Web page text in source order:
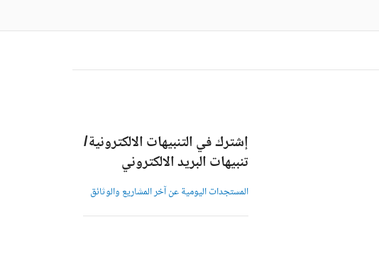
إشترك في التنبيهات الالكترونية/
تنبيهات البريد الالكتروني
المستجدات اليومية عن آخر المشاريع والوثائق